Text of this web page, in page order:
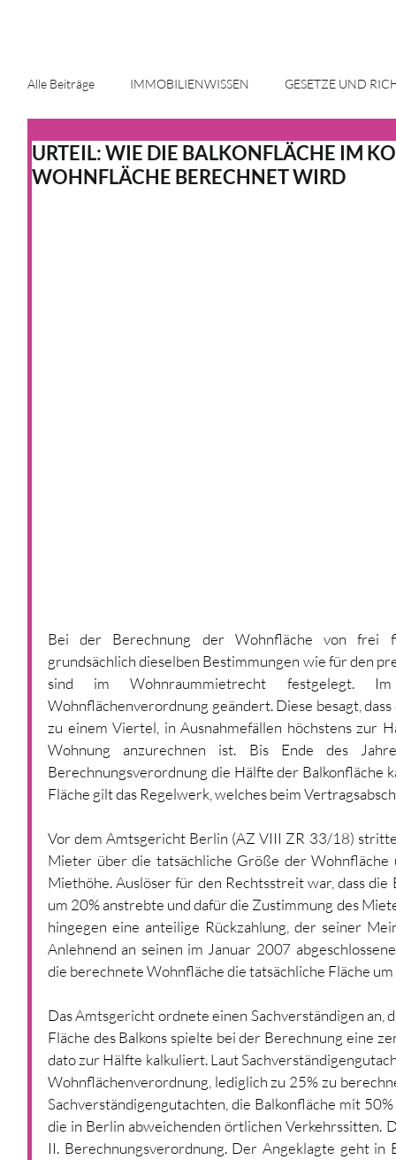
Alle Beiträge IMMOBILIENWISSEN GESETZE UND
ENERGIE UND INNOVATION IMMOBILIENMARKT
URTEIL: WIE DIE BALKONFLÄCHE IM
WOHNFLÄCHE BERECHNET WIRD
Bei der Berechnung der Wohnfläche von frei
grundsächlich dieselben Bestimmungen wie für den
sind im Wohnraummietrecht festgelegt.
Wohnflächenverordnung geändert. Diese besagt,
zu einem Viertel, in Ausnahmefällen höchstens zur
Wohnung anzurechnen ist. Bis Ende des
Berechnungsverordnung die Hälfte der Balkonfläche
Fläche gilt das Regelwerk, welches beim
Vor dem Amtsgericht Berlin (AZ VIII ZR 33/18)
Mieter über die tatsächliche Größe der Wohnfläche
Miethöhe. Auslöser für den Rechtsstreit war, dass
um 20% anstrebte und dafür die Zustimmung des
hingegen eine anteilige Rückzahlung, der seiner
Anlehnend an seinen im Januar 2007
die berechnete Wohnfläche die tatsächliche Fläche
Das Amtsgericht ordnete einen Sachverständigen an,
Fläche des Balkons spielte bei der Berechnung eine
dato zur Hälfte kalkuliert. Laut
Wohnflächenverordnung, lediglich zu 25% zu
Sachverständigengutachten, die Balkonfläche mit
die in Berlin abweichenden örtlichen Verkehrssitten.
II. Berechnungsverordnung. Der Angeklagte geht